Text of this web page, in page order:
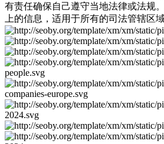
有责任确保自己遵守当地法律或法规
上的信息，适用于所有的司法管辖区域